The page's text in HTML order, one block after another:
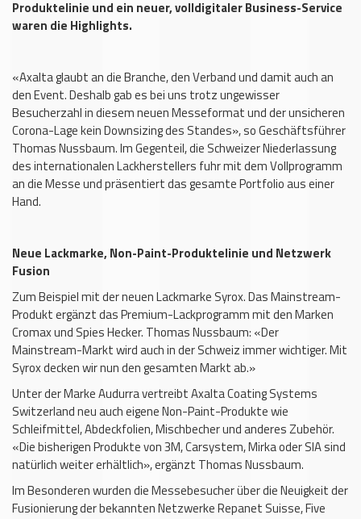
Produktelinie und ein neuer, volldigitaler Business-Service
waren die Highlights.
«Axalta glaubt an die Branche, den Verband und damit auch an
den Event. Deshalb gab es bei uns trotz ungewisser
Besucherzahl in diesem neuen Messeformat und der unsicheren
Corona-Lage kein Downsizing des Standes», so Geschäftsführer
Thomas Nussbaum. Im Gegenteil, die Schweizer Niederlassung
des internationalen Lackherstellers fuhr mit dem Vollprogramm
an die Messe und präsentiert das gesamte Portfolio aus einer
Hand.
Neue Lackmarke, Non-Paint-Produktelinie und Netzwerk
Fusion
Zum Beispiel mit der neuen Lackmarke Syrox. Das Mainstream-
Produkt ergänzt das Premium-Lackprogramm mit den Marken
Cromax und Spies Hecker. Thomas Nussbaum: «Der
Mainstream-Markt wird auch in der Schweiz immer wichtiger. Mit
Syrox decken wir nun den gesamten Markt ab.»
Unter der Marke Audurra vertreibt Axalta Coating Systems
Switzerland neu auch eigene Non-Paint-Produkte wie
Schleifmittel, Abdeckfolien, Mischbecher und anderes Zubehör.
«Die bisherigen Produkte von 3M, Carsystem, Mirka oder SIA sind
natürlich weiter erhältlich», ergänzt Thomas Nussbaum.
Im Besonderen wurden die Messebesucher über die Neuigkeit der
Fusionierung der bekannten Netzwerke Repanet Suisse, Five